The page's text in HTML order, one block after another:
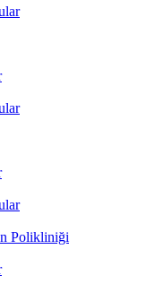
Polikliniği